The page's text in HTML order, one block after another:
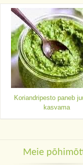
Koriandripesto paneb
kasvama
Meie